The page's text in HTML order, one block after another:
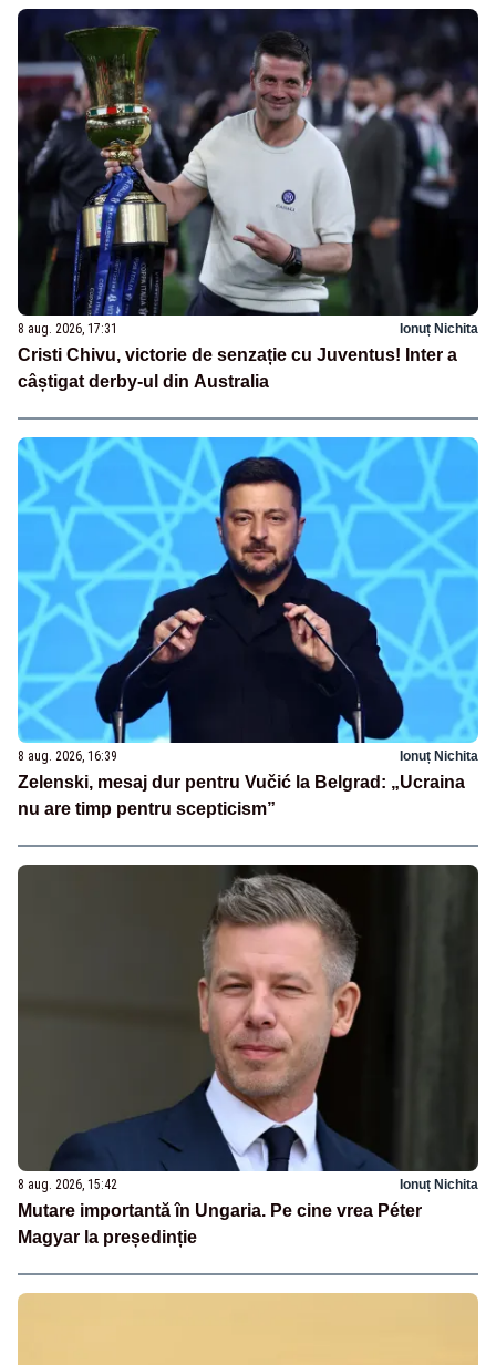
8 aug. 2026, 17:31 Ionuț Nichita
Cristi Chivu, victorie de senzație cu Juventus! Inter a
câștigat derby-ul din Australia
8 aug. 2026, 16:39 Ionuț Nichita
Zelenski, mesaj dur pentru Vučić la Belgrad: „Ucraina
nu are timp pentru scepticism”
8 aug. 2026, 15:42 Ionuț Nichita
Mutare importantă în Ungaria. Pe cine vrea Péter
Magyar la președinție